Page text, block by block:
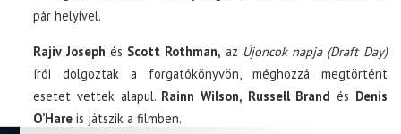
pár helyivel.
Rajiv Joseph és Scott Rothman, az Újoncok napja (Draft Day)
írói dolgoztak a forgatókönyvön, méghozzá megtörtént
esetet vettek alapul. Rainn Wilson, Russell Brand és Denis
O’Hare is játszik a filmben.